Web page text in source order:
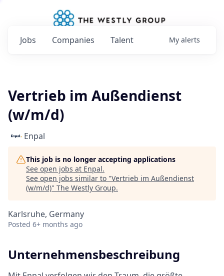
Jobs Companies Talent My alerts
Vertrieb im Außendienst
(w/m/d)
Enpal
This job is no longer accepting applications
See open jobs at Enpal.
See open jobs similar to "Vertrieb im Außendienst
(w/m/d)" The Westly Group.
Karlsruhe, Germany
Posted 6+ months ago
Unternehmensbeschreibung